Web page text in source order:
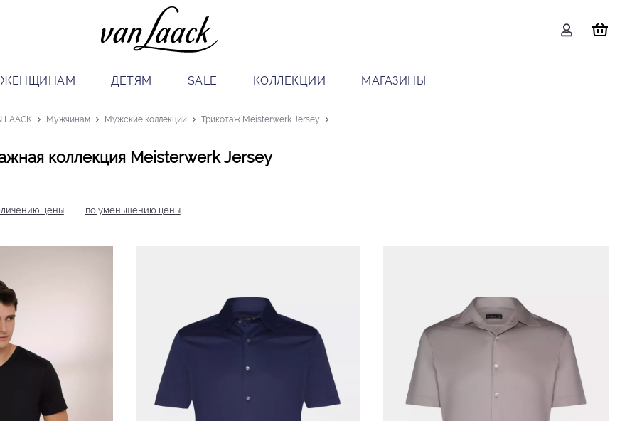
ЖЕНЩИНАМ ДЕТЯМ SALE КОЛЛЕКЦИИ МАГАЗИНЫ
LAACK Мужчинам Мужские коллекции Трикотаж Meisterwerk Jersey
коллекция Meisterwerk Jersey
цены по уменьшению цены